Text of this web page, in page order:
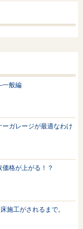
一般編
ガレージが最適なわけ
格が上がる！？
施工がされるまで。